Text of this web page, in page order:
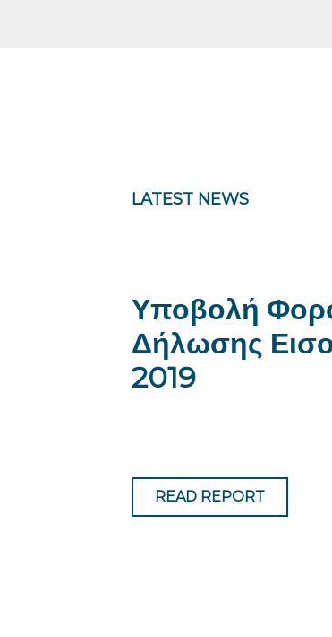
LATEST NEWS
Υποβολή
Δήλωσης
2019
READ REPORT